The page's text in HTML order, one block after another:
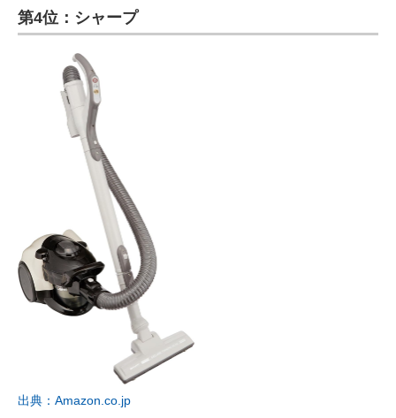
第4位：シャープ
出典：Amazon.co.jp